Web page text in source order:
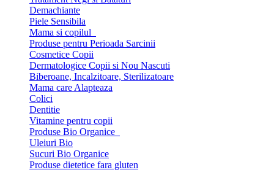
Demachiante
Piele Sensibila
Mama si copilul
Produse pentru Perioada Sarcinii
Cosmetice Copii
Dermatologice Copii si Nou Nascuti
Biberoane, Incalzitoare, Sterilizatoare
Mama care Alapteaza
Colici
Dentitie
Vitamine pentru copii
Produse Bio Organice
Uleiuri Bio
Sucuri Bio Organice
Produse dietetice fara gluten